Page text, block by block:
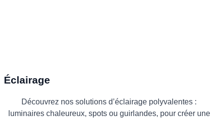
Éclairage
Découvrez nos solutions d’éclairage polyvalentes :
luminaires chaleureux, spots ou guirlandes, pour créer une